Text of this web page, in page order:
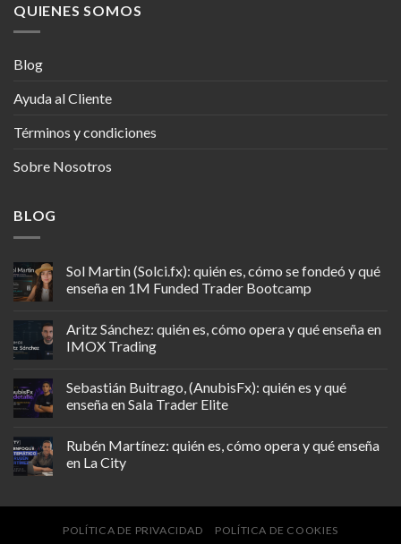
QUIENES SOMOS
Blog
Ayuda al Cliente
Términos y condiciones
Sobre Nosotros
BLOG
Sol Martin (Solci.fx): quién es, cómo se fondeó y qué
enseña en 1M Funded Trader Bootcamp
Aritz Sánchez: quién es, cómo opera y qué enseña en
IMOX Trading
Sebastián Buitrago, (AnubisFx): quién es y qué
enseña en Sala Trader Elite
Rubén Martínez: quién es, cómo opera y qué enseña
en La City
POLÍTICA DE PRIVACIDAD POLÍTICA DE COOKIES